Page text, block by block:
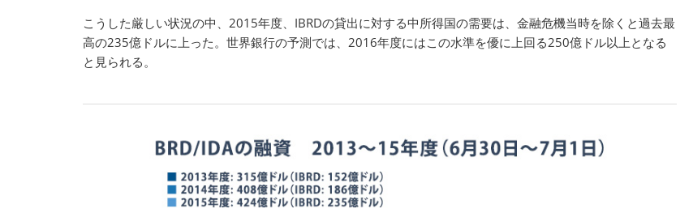
こうした厳しい状況の中、2015年度、IBRDの貸出に対する中所得国の需要は、金融危機当時を除くと過去最
高の235億ドルに上った。世界銀行の予測では、2016年度にはこの水準を優に上回る250億ドル以上となる
と見られる。